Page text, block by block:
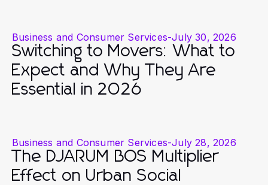
Business and Consumer Services-July 30, 2026
Switching to Movers: What to
Expect and Why They Are
Essential in 2026
Business and Consumer Services-July 28, 2026
The DJARUM BOS Multiplier
Effect on Urban Social